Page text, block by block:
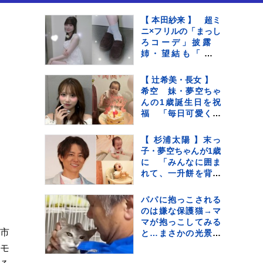
【 本田紗来 】 超ミ
ニ×フリルの「まっし
ろコーデ」披露
姉・望結も「きゃ
使すぎっ」可愛さに
ファン歓喜
【 辻希美・長女 】
希空 妹・夢空ちゃ
んの1歳誕生日を祝
福 「毎日可愛くて
癒されてるよ」 「姉
妹で沢山お出かけし
たりしようね」
【 杉浦太陽 】末っ
子・夢空ちゃんが1歳
に 「みんなに囲ま
れて、一升餅を背負
祝い
パパに抱っこされる
のは嫌な保護猫→マ
マが抱っこしてみる
と…まさかの光景に